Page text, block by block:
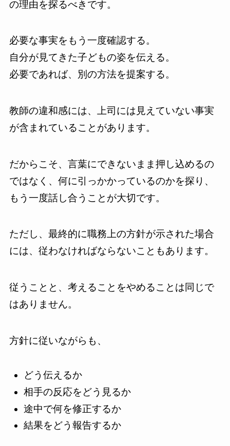
の理由を探るべきです。
必要な事実をもう一度確認する。
自分が見てきた子どもの姿を伝える。
必要であれば、別の方法を提案する。
教師の違和感には、上司には見えていない事実
が含まれていることがあります。
だからこそ、言葉にできないまま押し込めるの
ではなく、何に引っかかっているのかを探り、
もう一度話し合うことが大切です。
ただし、最終的に職務上の方針が示された場合
には、従わなければならないこともあります。
従うことと、考えることをやめることは同じで
はありません。
方針に従いながらも、
どう伝えるか
相手の反応をどう見るか
途中で何を修正するか
結果をどう報告するか